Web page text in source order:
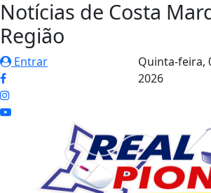
Notícias de Costa
Região
Entrar Quinta-feira,
2026